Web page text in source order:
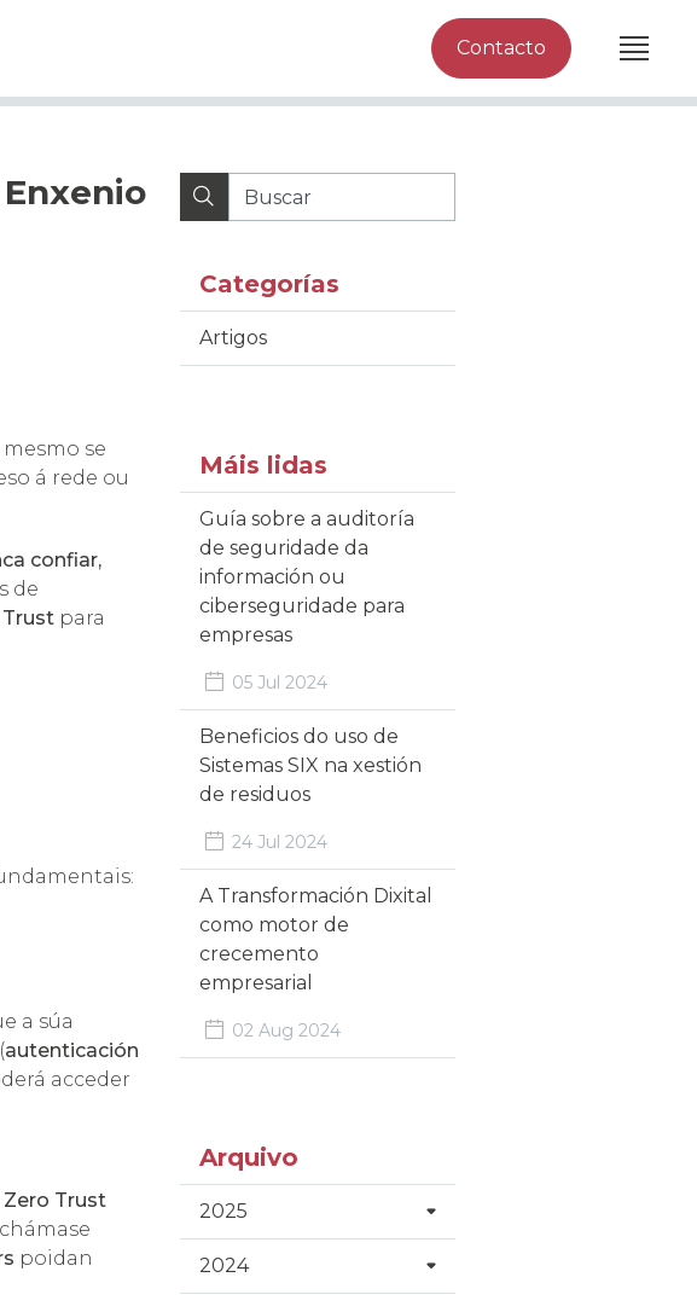
Contacto
Categorías
Artigos
Máis lidas
Guía sobre a auditoría
de seguridade da
información ou
ciberseguridade para
empresas
05 Jul 2024
Beneficios do uso de
Sistemas SIX na xestión
de residuos
24 Jul 2024
A Transformación Dixital
como motor de
crecemento
empresarial
02 Aug 2024
Arquivo
2025
2024
se
á rede ou
confiar,
de
para
a súa
autenticación
acceder
Zero Trust
poidan